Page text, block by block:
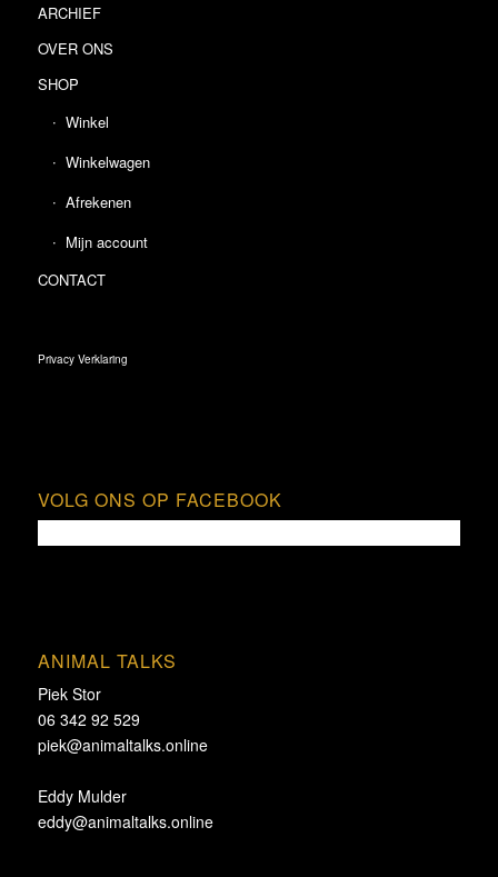
ARCHIEF
OVER ONS
SHOP
Winkel
Winkelwagen
Afrekenen
Mijn account
CONTACT
Privacy Verklaring
VOLG ONS OP FACEBOOK
ANIMAL TALKS
Piek Stor
06 342 92 529
piek@animaltalks.online
Eddy Mulder
eddy@animaltalks.online